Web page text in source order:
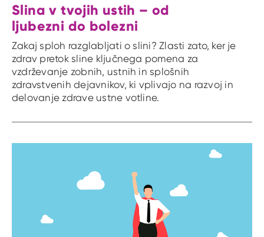
Slina v tvojih ustih – od
ljubezni do bolezni
Zakaj sploh razglabljati o slini? Zlasti zato, ker je
zdrav pretok sline ključnega pomena za
vzdrževanje zobnih, ustnih in splošnih
zdravstvenih dejavnikov, ki vplivajo na razvoj in
delovanje zdrave ustne votline.